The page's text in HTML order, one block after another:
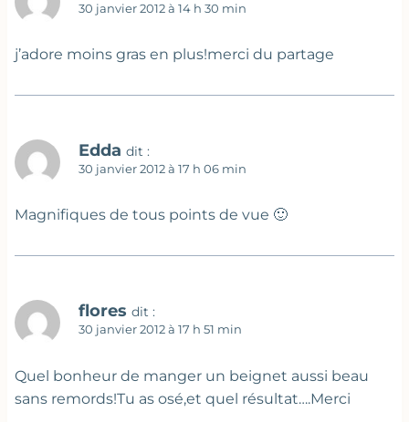
30 janvier 2012 à 14 h 30 min
j’adore moins gras en plus!merci du partage
Edda dit :
30 janvier 2012 à 17 h 06 min
Magnifiques de tous points de vue 🙂
flores dit :
30 janvier 2012 à 17 h 51 min
Quel bonheur de manger un beignet aussi beau
sans remords!Tu as osé,et quel résultat….Merci